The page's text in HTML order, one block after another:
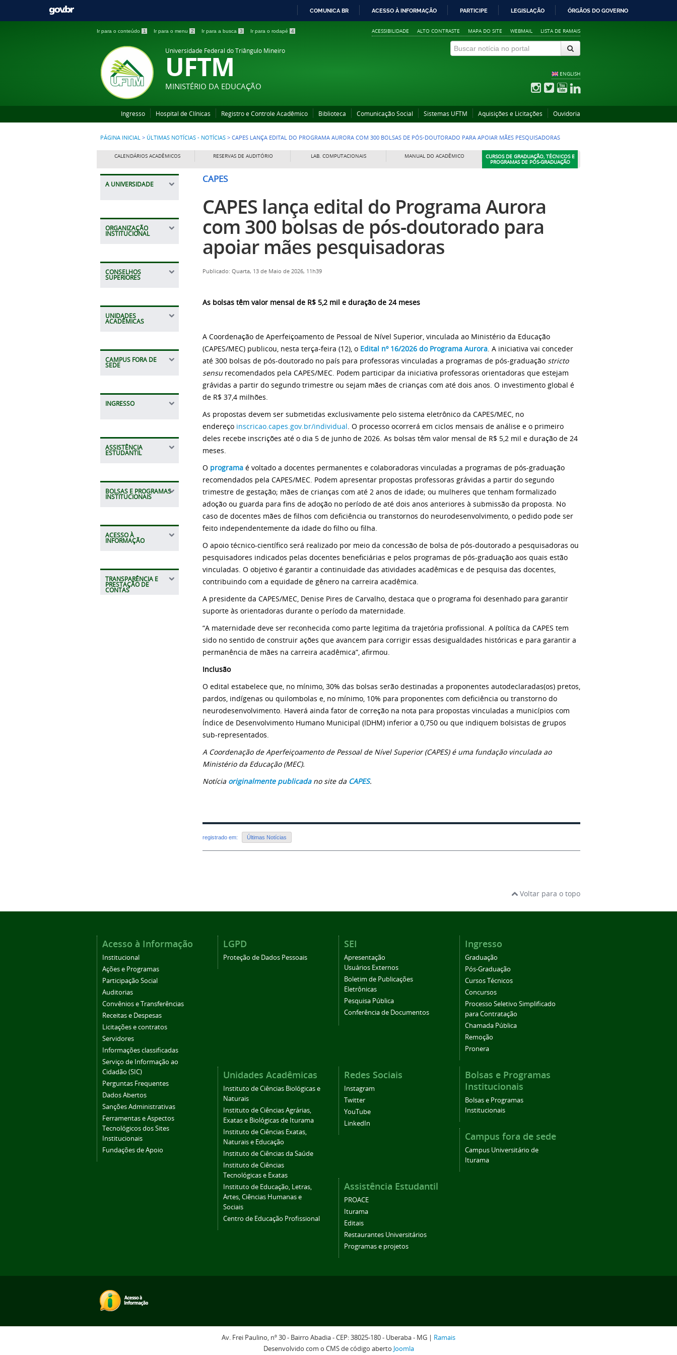
COMUNICA BR ACESSO À INFORMAÇÃO PARTICIPE LEGISLAÇÃO ÓRGÃOS DO GOVERNO
Ir para o conteúdo 1 Ir para o menu 2 Ir para a busca 3 Ir para o rodapé 4 ACESSIBILIDADE ALTO CONTRASTE MAPA DO SITE WEBMAIL LISTA DE RAMAIS
Universidade Federal do Triângulo Mineiro
UFTM
MINISTÉRIO DA EDUCAÇÃO
ENGLISH
Ingresso Hospital de Clínicas Registro e Controle Acadêmico Biblioteca Comunicação Social Sistemas UFTM Aquisições e Licitações Ouvidoria
PÁGINA INICIAL > ÚLTIMAS NOTÍCIAS - NOTÍCIAS > CAPES LANÇA EDITAL DO PROGRAMA AURORA COM 300 BOLSAS DE PÓS-DOUTORADO PARA APOIAR MÃES PESQUISADORAS
CALENDÁRIOS ACADÊMICOS RESERVAS DE AUDITÓRIO LAB. COMPUTACIONAIS MANUAL DO ACADÊMICO
CURSOS DE GRADUAÇÃO, TÉCNICOS E
PROGRAMAS DE PÓS-GRADUAÇÃO
A UNIVERSIDADE
ORGANIZAÇÃO
INSTITUCIONAL
CONSELHOS
SUPERIORES
UNIDADES
ACADÊMICAS
CAMPUS FORA DE
SEDE
INGRESSO
ASSISTÊNCIA
ESTUDANTIL
BOLSAS E PROGRAMAS
INSTITUCIONAIS
ACESSO À
INFORMAÇÃO
TRANSPARÊNCIA E
PRESTAÇÃO DE
CONTAS
CAPES
CAPES lança edital do Programa Aurora
com 300 bolsas de pós-doutorado para
apoiar mães pesquisadoras
Publicado: Quarta, 13 de Maio de 2026, 11h39
As bolsas têm valor mensal de R$ 5,2 mil e duração de 24 meses
A Coordenação de Aperfeiçoamento de Pessoal de Nível Superior, vinculada ao Ministério da Educação
(CAPES/MEC) publicou, nesta terça-feira (12), o Edital nº 16/2026 do Programa Aurora . A iniciativa vai conceder
até 300 bolsas de pós-doutorado no país para professoras vinculadas a programas de pós-graduação stricto
sensurecomendados pela CAPES/MEC. Podem participar da iniciativa professoras orientadoras que estejam
grávidas a partir do segundo trimestre ou sejam mães de crianças com até dois anos. O investimento global é
de R$ 37,4 milhões.
As propostas devem ser submetidas exclusivamente pelo sistema eletrônico da CAPES/MEC, no
endereço inscricao.capes.gov.br/individual . O processo ocorrerá em ciclos mensais de análise e o primeiro
deles recebe inscrições até o dia 5 de junho de 2026. As bolsas têm valor mensal de R$ 5,2 mil e duração de 24
meses.
O programa é voltado a docentes permanentes e colaboradoras vinculadas a programas de pós-graduação
recomendados pela CAPES/MEC. Podem apresentar propostas professoras grávidas a partir do segundo
trimestre de gestação; mães de crianças com até 2 anos de idade; ou mulheres que tenham formalizado
adoção ou guarda para fins de adoção no período de até dois anos anteriores à submissão da proposta. No
caso de docentes mães de filhos com deficiência ou transtornos do neurodesenvolvimento, o pedido pode ser
feito independentemente da idade do filho ou filha.
O apoio técnico-científico será realizado por meio da concessão de bolsa de pós-doutorado a pesquisadoras ou
pesquisadores indicados pelas docentes beneficiárias e pelos programas de pós-graduação aos quais estão
vinculadas. O objetivo é garantir a continuidade das atividades acadêmicas e de pesquisa das docentes,
contribuindo com a equidade de gênero na carreira acadêmica.
A presidente da CAPES/MEC, Denise Pires de Carvalho, destaca que o programa foi desenhado para garantir
suporte às orientadoras durante o período da maternidade.
“A maternidade deve ser reconhecida como parte legitima da trajetória profissional. A política da CAPES tem
sido no sentido de construir ações que avancem para corrigir essas desigualdades históricas e para garantir a
permanência de mães na carreira acadêmica”, afirmou.
Inclusão
O edital estabelece que, no mínimo, 30% das bolsas serão destinadas a proponentes autodeclaradas(os) pretos,
pardos, indígenas ou quilombolas e, no mínimo, 10% para proponentes com deficiência ou transtorno do
neurodesenvolvimento. Haverá ainda fator de correção na nota para propostas vinculadas a municípios com
Índice de Desenvolvimento Humano Municipal (IDHM) inferior a 0,750 ou que indiquem bolsistas de grupos
sub-representados.
A Coordenação de Aperfeiçoamento de Pessoal de Nível Superior (CAPES) é uma fundação vinculada ao
Ministério da Educação (MEC).
Notícia originalmente publicadano site da CAPES.
registrado em: Últimas Notícias
Voltar para o topo
Acesso à Informação
Institucional
Ações e Programas
Participação Social
Auditorias
Convênios e Transferências
Receitas e Despesas
Licitações e contratos
Servidores
Informações classificadas
Serviço de Informação ao
Cidadão (SIC)
Perguntas Frequentes
Dados Abertos
Sanções Administrativas
Ferramentas e Aspectos
Tecnológicos dos Sites
Institucionais
Fundações de Apoio
LGPD
Proteção de Dados Pessoais
SEI
Apresentação
Usuários Externos
Boletim de Publicações
Eletrônicas
Pesquisa Pública
Conferência de Documentos
Ingresso
Graduação
Pós-Graduação
Cursos Técnicos
Concursos
Processo Seletivo Simplificado
para Contratação
Chamada Pública
Remoção
Pronera
Unidades Acadêmicas
Instituto de Ciências Biológicas e
Naturais
Instituto de Ciências Agrárias,
Exatas e Biológicas de Iturama
Instituto de Ciências Exatas,
Naturais e Educação
Instituto de Ciências da Saúde
Instituto de Ciências
Tecnológicas e Exatas
Instituto de Educação, Letras,
Artes, Ciências Humanas e
Sociais
Centro de Educação Profissional
Redes Sociais
Instagram
Twitter
YouTube
LinkedIn
Bolsas e Programas
Institucionais
Bolsas e Programas
Institucionais
Campus fora de sede
Campus Universitário de
Iturama
Assistência Estudantil
PROACE
Iturama
Editais
Restaurantes Universitários
Programas e projetos
Av. Frei Paulino, nº 30 - Bairro Abadia - CEP: 38025-180 - Uberaba - MG | Ramais
Desenvolvido com o CMS de código aberto Joomla